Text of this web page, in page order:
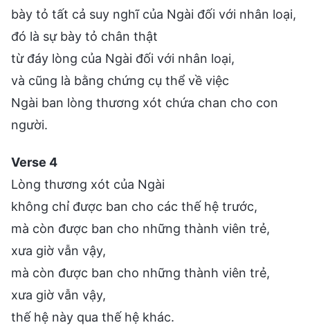
bày tỏ tất cả suy nghĩ của Ngài đối với nhân loại,
đó là sự bày tỏ chân thật
từ đáy lòng của Ngài đối với nhân loại,
và cũng là bằng chứng cụ thể về việc
Ngài ban lòng thương xót chứa chan cho con
người.
Verse 4
Lòng thương xót của Ngài
không chỉ được ban cho các thế hệ trước,
mà còn được ban cho những thành viên trẻ,
xưa giờ vẫn vậy,
mà còn được ban cho những thành viên trẻ,
xưa giờ vẫn vậy,
thế hệ này qua thế hệ khác.